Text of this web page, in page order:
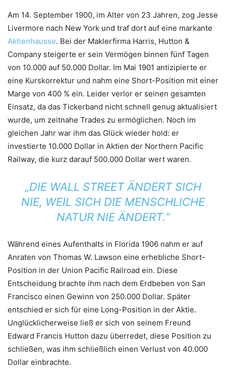
Am 14. September 1900, im Alter von 23 Jahren, zog Jesse
Livermore nach New York und traf dort auf eine markante
Aktienhausse. Bei der Maklerfirma Harris, Hutton &
Company steigerte er sein Vermögen binnen fünf Tagen
von 10.000 auf 50.000 Dollar. Im Mai 1901 antizipierte er
eine Kurskorrektur und nahm eine Short-Position mit einer
Marge von 400 % ein. Leider verlor er seinen gesamten
Einsatz, da das Tickerband nicht schnell genug aktualisiert
wurde, um zeitnahe Trades zu ermöglichen. Noch im
gleichen Jahr war ihm das Glück wieder hold: er
investierte 10.000 Dollar in Aktien der Northern Pacific
Railway, die kurz darauf 500.000 Dollar wert waren.
„DIE WALL STREET ÄNDERT SICH
NIE, WEIL SICH DIE MENSCHLICHE
NATUR NIE ÄNDERT.“
Während eines Aufenthalts in Florida 1906 nahm er auf
Anraten von Thomas W. Lawson eine erhebliche Short-
Position in der Union Pacific Railroad ein. Diese
Entscheidung brachte ihm nach dem Erdbeben von San
Francisco einen Gewinn von 250.000 Dollar. Später
entschied er sich für eine Long-Position in der Aktie.
Unglücklicherweise ließ er sich von seinem Freund
Edward Francis Hutton dazu überredet, diese Position zu
schließen, was ihm schließlich einen Verlust von 40.000
Dollar einbrachte.